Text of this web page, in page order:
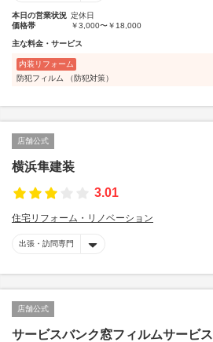
本日の営業状況 定休日
価格帯
￥3,000〜￥18,000
主な料金・サービス
内装リフォーム
防犯フィルム （防犯対策）
店舗公式
横浜隼建装
3.01
住宅リフォーム・リノベーション
出張・訪問専門
店舗公式
サービスバンク窓フィルムサービス